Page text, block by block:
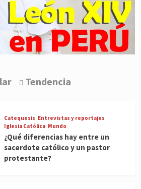
Tendencia
Catequesis Entrevistas y reportajes
Iglesia Católica Mundo
¿Qué diferencias hay entre un
sacerdote católico y un pastor
protestante?